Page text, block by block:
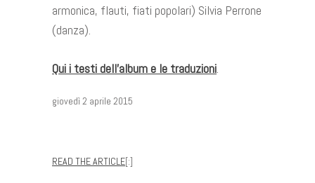
armonica, flauti, fiati popolari) Silvia Perrone
(danza).
Qui i testi dell’album e le traduzioni.
giovedì 2 aprile 2015
READ THE ARTICLE[:]